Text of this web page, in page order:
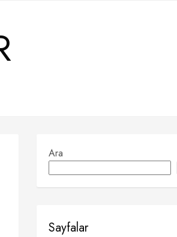
Ara
Sayfalar